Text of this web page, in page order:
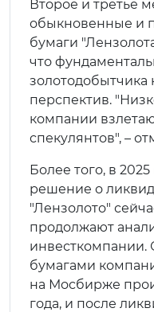
Второе и третье
обыкновенные и
бумаги
что
перспектив.
компании
спекулянтов", –
Более того, в
решение о
"Лензолото"
продолжают
инвесткомпании.
бумагами
на Мосбирже
года, и после